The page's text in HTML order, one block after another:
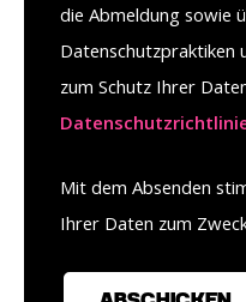
die Abmeldung sowie
Datenschutzpraktiken
zum Schutz Ihrer
Mit dem Absenden
Ihrer Daten zum